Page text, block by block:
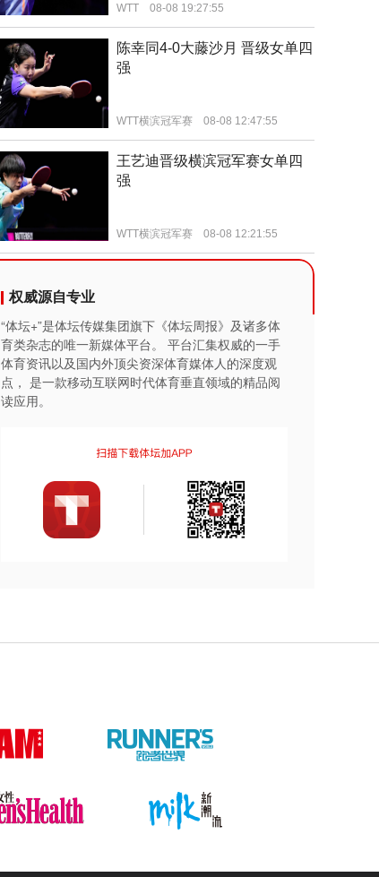
权威源自专业
“体坛+”是体坛传媒集团旗下《体坛周报》及诸多体
育类杂志的唯一新媒体平台。 平台汇集权威的一手
体育资讯以及国内外顶尖资深体育媒体人的深度观
点， 是一款移动互联网时代体育垂直领域的精品阅
读应用。